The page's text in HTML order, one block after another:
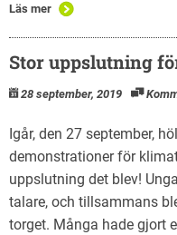
Läs mer
Stor uppslutning
28 september, 2019
Igår, den 27 september,
demonstrationer för
uppslutning det blev!
talare, och tillsammans
torget. Många hade gjort